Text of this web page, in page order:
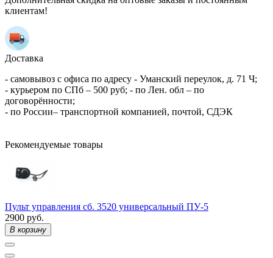
клиентам!
Доставка
- самовывоз с офиса по адресу - Уманский переулок, д. 71 Ч;
- курьером по СПб – 500 руб; - по Лен. обл – по
договорённости;
- по России– транспортной компанией, почтой, СДЭК
Рекомендуемые товары
Пульт управления сб. 3520 универсальный ПУ-5
2900 руб.
В корзину